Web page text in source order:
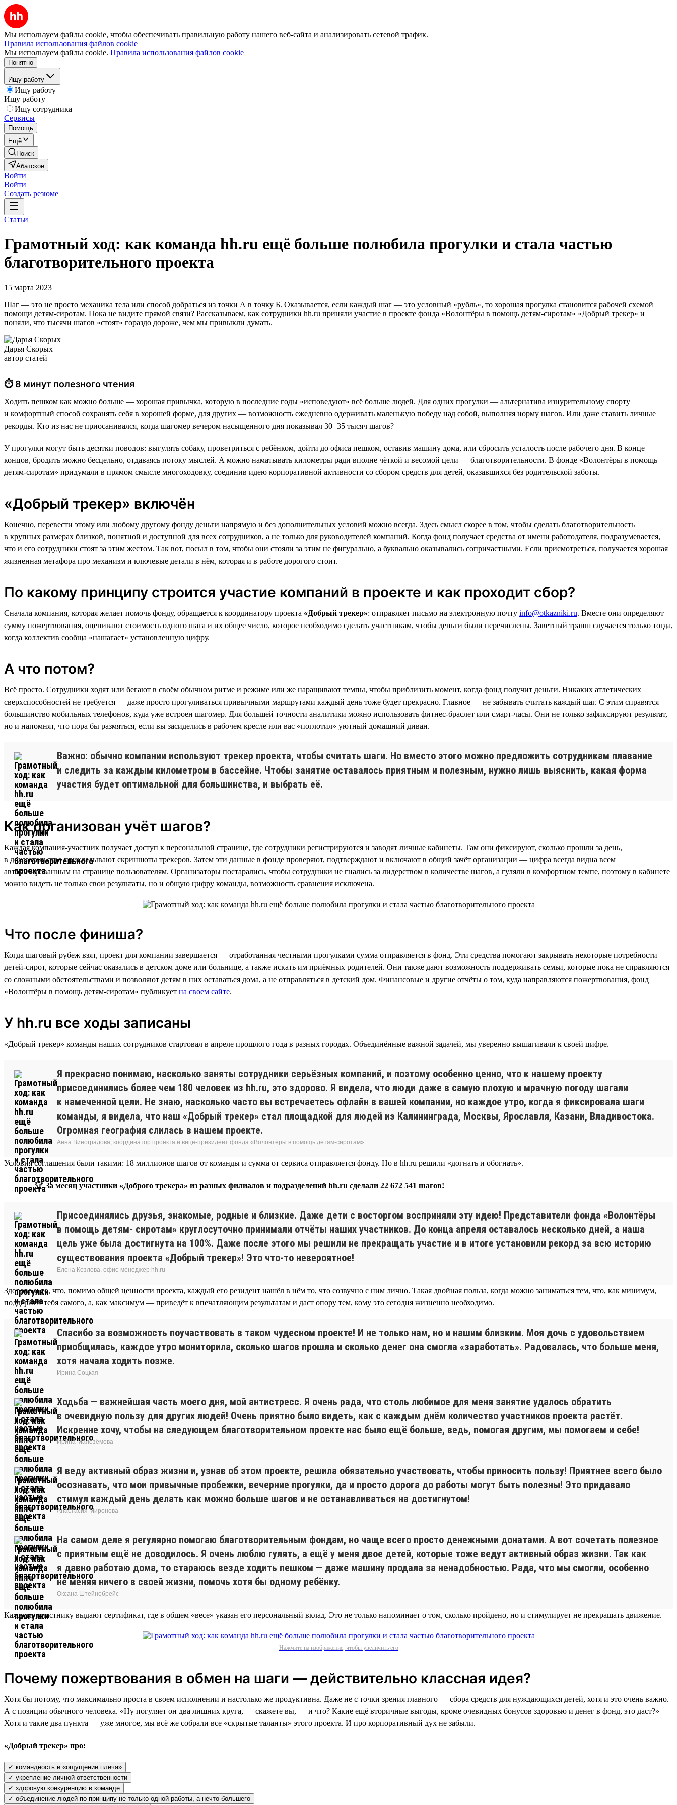
Мы используем файлы cookie, чтобы обеспечивать правильную работу нашего веб-сайта и анализировать сетевой трафик.
Правила использования файлов cookie
Мы используем файлы cookie. Правила использования файлов cookie
Понятно
Ищу работу
Ищу работу
Ищу работу
Ищу сотрудника
Сервисы
Помощь
Ещё
Поиск
Абатское
Войти
Войти
Создать резюме
Статьи
Грамотный ход: как команда hh.ru ещё больше полюбила прогулки и стала частью
благотворительного проекта
15 марта 2023
Шаг — это не просто механика тела или способ добраться из точки А в точку Б. Оказывается, если каждый шаг — это условный «рубль», то хорошая прогулка становится рабочей схемой
помощи детям-сиротам. Пока не видите прямой связи? Рассказываем, как сотрудники hh.ru приняли участие в проекте фонда «Волонтёры в помощь детям-сиротам» «Добрый трекер» и
поняли, что тысячи шагов «стоят» гораздо дороже, чем мы привыкли думать.
Дарья Скорых
автор статей
⏱ 8 минут полезного чтения
Ходить пешком как можно больше — хорошая привычка, которую в последние годы «исповедуют» всё больше людей. Для одних прогулки — альтернатива изнурительному спорту
и комфортный способ сохранять себя в хорошей форме, для других — возможность ежедневно одерживать маленькую победу над собой, выполняя норму шагов. Или даже ставить личные
рекорды. Кто из нас не приосанивался, когда шагомер вечером насыщенного дня показывал 30−35 тысяч шагов?
У прогулки могут быть десятки поводов: выгулять собаку, проветриться с ребёнком, дойти до офиса пешком, оставив машину дома, или сбросить усталость после рабочего дня. В конце
концов, бродить можно бесцельно, отдаваясь потоку мыслей. А можно наматывать километры ради вполне чёткой и весомой цели — благотворительности. В фонде «Волонтёры в помощь
детям-сиротам» придумали в прямом смысле многоходовку, соединив идею корпоративной активности со сбором средств для детей, оказавшихся без родительской заботы.
«Добрый трекер» включён
Конечно, перевести этому или любому другому фонду деньги напрямую и без дополнительных условий можно всегда. Здесь смысл скорее в том, чтобы сделать благотворительность
в крупных размерах близкой, понятной и доступной для всех сотрудников, а не только для руководителей компаний. Когда фонд получает средства от имени работодателя, подразумевается,
что и его сотрудники стоят за этим жестом. Так вот, посыл в том, чтобы они стояли за этим не фигурально, а буквально оказывались сопричастными. Если присмотреться, получается хорошая
жизненная метафора про механизм и ключевые детали в нём, которая и в работе дорогого стоит.
По какому принципу строится участие компаний в проекте и как проходит сбор?
Сначала компания, которая желает помочь фонду, обращается к координатору проекта «Добрый трекер»: отправляет письмо на электронную почту info@otkazniki.ru. Вместе они определяют
сумму пожертвования, оценивают стоимость одного шага и их общее число, которое необходимо сделать участникам, чтобы деньги были перечислены. Заветный транш случается только тогда,
когда коллектив сообща «нашагает» установленную цифру.
А что потом?
Всё просто. Сотрудники ходят или бегают в своём обычном ритме и режиме или же наращивают темпы, чтобы приблизить момент, когда фонд получит деньги. Никаких атлетических
сверхспособностей не требуется — даже просто прогуливаться привычными маршрутами каждый день тоже будет прекрасно. Главное — не забывать считать каждый шаг. С этим справятся
большинство мобильных телефонов, куда уже встроен шагомер. Для большей точности аналитики можно использовать фитнес-браслет или смарт-часы. Они не только зафиксируют результат,
но и напомнят, что пора бы размяться, если вы засиделись в рабочем кресле или вас «поглотил» уютный домашний диван.
Важно: обычно компании используют трекер проекта, чтобы считать шаги. Но вместо этого можно предложить сотрудникам плавание
и следить за каждым километром в бассейне. Чтобы занятие оставалось приятным и полезным, нужно лишь выяснить, какая форма
участия будет оптимальной для большинства, и выбрать её.
Как организован учёт шагов?
Каждая компания-участник получает доступ к персональной странице, где сотрудники регистрируются и заводят личные кабинеты. Там они фиксируют, сколько прошли за день,
в доказательство прикладывают скриншоты трекеров. Затем эти данные в фонде проверяют, подтверждают и включают в общий зачёт организации — цифра всегда видна всем
авторизированным на странице пользователям. Организаторы постарались, чтобы сотрудники не гнались за лидерством в количестве шагов, а гуляли в комфортном темпе, поэтому в кабинете
можно видеть не только свои результаты, но и общую цифру команды, возможность сравнения исключена.
Что после финиша?
Когда шаговый рубеж взят, проект для компании завершается — отработанная честными прогулками сумма отправляется в фонд. Эти средства помогают закрывать некоторые потребности
детей-сирот, которые сейчас оказались в детском доме или больнице, а также искать им приёмных родителей. Они также дают возможность поддерживать семьи, которые пока не справляются
со сложными обстоятельствами и позволяют детям в них оставаться дома, а не отправляться в детский дом. Финансовые и другие отчёты о том, куда направляются пожертвования, фонд
«Волонтёры в помощь детям-сиротам» публикует на своем сайте.
У hh.ru все ходы записаны
«Добрый трекер» команды наших сотрудников стартовал в апреле прошлого года в разных городах. Объединённые важной задачей, мы уверенно вышагивали к своей цифре.
Я прекрасно понимаю, насколько заняты сотрудники серьёзных компаний, и поэтому особенно ценно, что к нашему проекту
присоединились более чем 180 человек из hh.ru, это здорово. Я видела, что люди даже в самую плохую и мрачную погоду шагали
к намеченной цели. Не знаю, насколько часто вы встречаетесь офлайн в вашей компании, но каждое утро, когда я фиксировала шаги
команды, я видела, что наш «Добрый трекер» стал площадкой для людей из Калининграда, Москвы, Ярославля, Казани, Владивостока.
Огромная география слилась в нашем проекте.
Анна Виноградова, координатор проекта и вице-президент фонда «Волонтёры в помощь детям-сиротам»
Условия соглашения были такими: 18 миллионов шагов от команды и сумма от сервиса отправляется фонду. Но в hh.ru решили «догнать и обогнать».
🏆За месяц участники «Доброго трекера» из разных филиалов и подразделений hh.ru сделали 22 672 541 шагов!
Присоединялись друзья, знакомые, родные и близкие. Даже дети с восторгом восприняли эту идею! Представители фонда «Волонтёры
в помощь детям- сиротам» круглосуточно принимали отчёты наших участников. До конца апреля оставалось несколько дней, а наша
цель уже была достигнута на 100%. Даже после этого мы решили не прекращать участие и в итоге установили рекорд за всю историю
существования проекта «Добрый трекер»! Это что-то невероятное!
Елена Козлова, офис-менеджер hh.ru
Здорово и то, что, помимо общей ценности проекта, каждый его резидент нашёл в нём то, что созвучно с ним лично. Такая двойная польза, когда можно заниматься тем, что, как минимум,
поддержит тебя самого, а, как максимум — приведёт к впечатляющим результатам и даст опору тем, кому это сегодня жизненно необходимо.
Спасибо за возможность поучаствовать в таком чудесном проекте! И не только нам, но и нашим близким. Моя дочь с удовольствием
приобщилась, каждое утро мониторила, сколько шагов прошла и сколько денег она смогла «заработать». Радовалась, что больше меня,
хотя начала ходить позже.
Ирина Соцкая
Ходьба — важнейшая часть моего дня, мой антистресс. Я очень рада, что столь любимое для меня занятие удалось обратить
в очевидную пользу для других людей! Очень приятно было видеть, как с каждым днём количество участников проекта растёт.
Искренне хочу, чтобы на следующем благотворительном проекте нас было ещё больше, ведь, помогая другим, мы помогаем и себе!
Ирина Малозёмова
Я веду активный образ жизни и, узнав об этом проекте, решила обязательно участвовать, чтобы приносить пользу! Приятнее всего было
осознавать, что мои привычные пробежки, вечерние прогулки, да и просто дорога до работы могут быть полезны! Это придавало
стимул каждый день делать как можно больше шагов и не останавливаться на достигнутом!
Анастасия Миронова
На самом деле я регулярно помогаю благотворительным фондам, но чаще всего просто денежными донатами. А вот сочетать полезное
с приятным ещё не доводилось. Я очень люблю гулять, а ещё у меня двое детей, которые тоже ведут активный образ жизни. Так как
я давно работаю дома, то стараюсь везде ходить пешком — даже машину продала за ненадобностью. Рада, что мы смогли, особенно
не меняя ничего в своей жизни, помочь хотя бы одному ребёнку.
Оксана Штейнебрейс
Каждому участнику выдают сертификат, где в общем «весе» указан его персональный вклад. Это не только напоминает о том, сколько пройдено, но и стимулирует не прекращать движение.
Нажмите на изображение, чтобы увеличить его
Почему пожертвования в обмен на шаги — действительно классная идея?
Хотя бы потому, что максимально проста в своем исполнении и настолько же продуктивна. Даже не с точки зрения главного — сбора средств для нуждающихся детей, хотя и это очень важно.
А с позиции обычного человека. «Ну погуляет он два лишних круга, — скажете вы, — и что? Какие ещё вторичные выгоды, кроме очевидных бонусов здоровью и денег в фонд, это даст?»
Хотя и такие два пункта — уже многое, мы всё же собрали все «скрытые таланты» этого проекта. И про корпоративный дух не забыли.
«Добрый трекер» про:
✓ командность и «ощущение плеча»
✓ укрепление личной ответственности
✓ здоровую конкуренцию в команде
✓ объединение людей по принципу не только одной работы, а нечто большего